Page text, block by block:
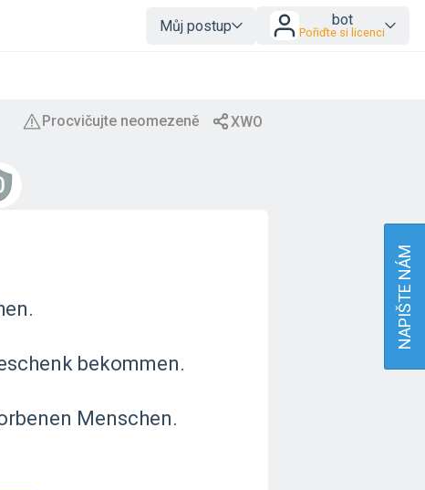
Můj postup bot
Pořiďte si licenci
bekommen.
Menschen.
NAPIŠTE NÁM